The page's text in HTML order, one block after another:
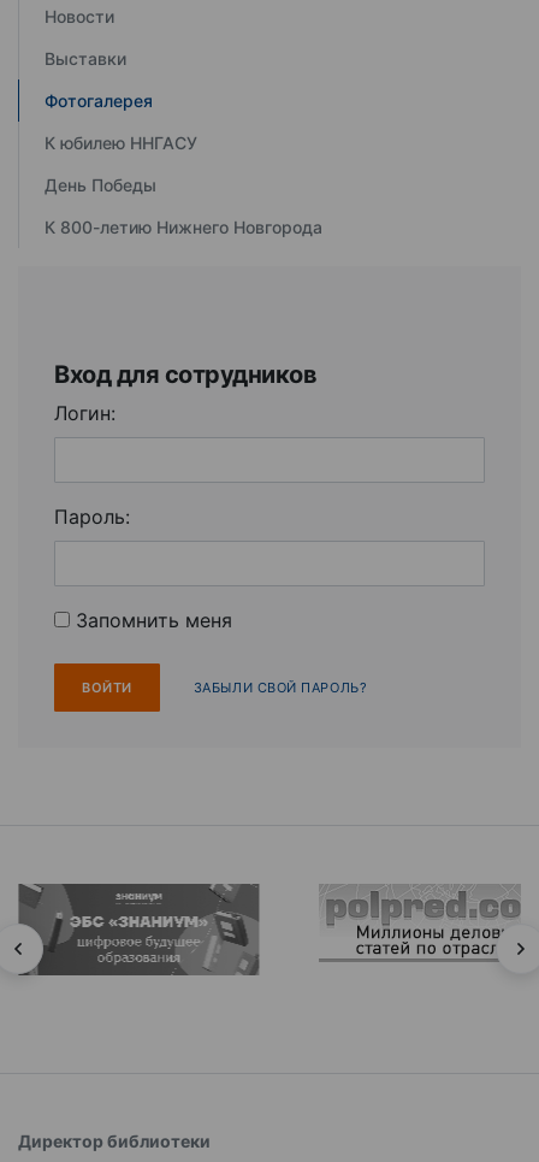
Новости
Выставки
Фотогалерея
К юбилею ННГАСУ
День Победы
К 800-летию Нижнего Новгорода
Вход для сотрудников
Логин:
Пароль:
Запомнить меня
ЗАБЫЛИ СВОЙ ПАРОЛЬ?
Директор библиотеки